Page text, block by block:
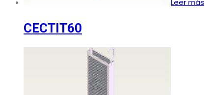
Leer más
CECTIT60